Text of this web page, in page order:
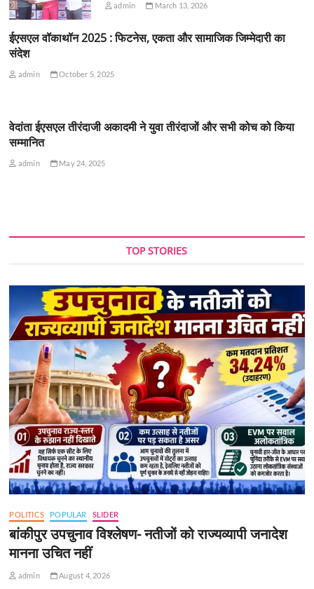
admin March 13, 2026
ईएसएल वॉकाथॉन 2025 : फिटनेस, एकता और सामाजिक जिम्मेदारी का
संदेश
admin October 5, 2025
वेदांता ईएसएल तीरंदाजी अकादमी ने युवा तीरंदाजों और सभी कोच को किया
सम्मानित
admin May 24, 2025
TOP STORIES
POLITICS POPULAR SLIDER
बांकीपुर उपचुनाव विश्लेषण- नतीजों को राज्यव्यापी जनादेश
मानना उचित नहीं
admin August 4, 2026